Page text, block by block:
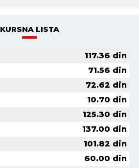
KURSNA LISTA
117.36 din
71.56 din
72.62 din
10.70 din
125.30 din
137.00 din
101.82 din
60.00 din